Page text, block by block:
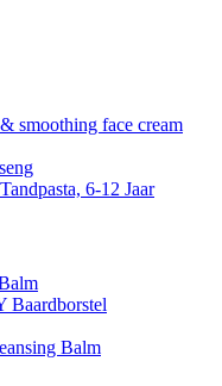
smoothing face cream
6-12 Jaar
Balm